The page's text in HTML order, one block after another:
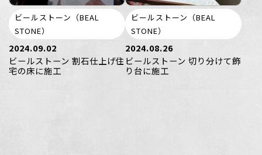
ビールストーン（BEAL
STONE）
2024.09.02
ビールストーン 割石仕上げ住
宅の床に施工
ビールストーン（BEAL
STONE）
2024.08.26
ビールストーン 切り分けて飾
り台に施工